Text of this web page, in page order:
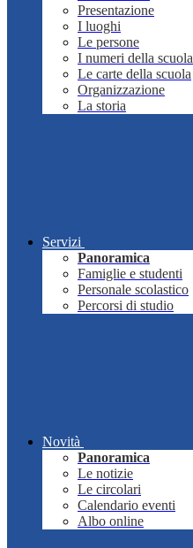
Presentazione
I luoghi
Le persone
I numeri della scuola
Le carte della scuola
Organizzazione
La storia
Servizi
Panoramica
Famiglie e studenti
Personale scolastico
Percorsi di studio
Novità
Panoramica
Le notizie
Le circolari
Calendario eventi
Albo online